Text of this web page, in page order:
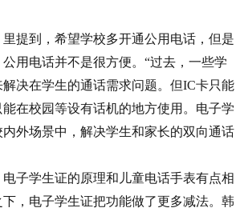
提到，希望学校多开通公用电话，但是
用电话并不是很方便。“过去，一些学
决在学生的通话需求问题。但IC卡只能
在校园等设有话机的地方使用。电子学
外场景中，解决学生和家长的双向通话
电子学生证的原理和儿童电话手表有点相
，电子学生证把功能做了更多减法。韩